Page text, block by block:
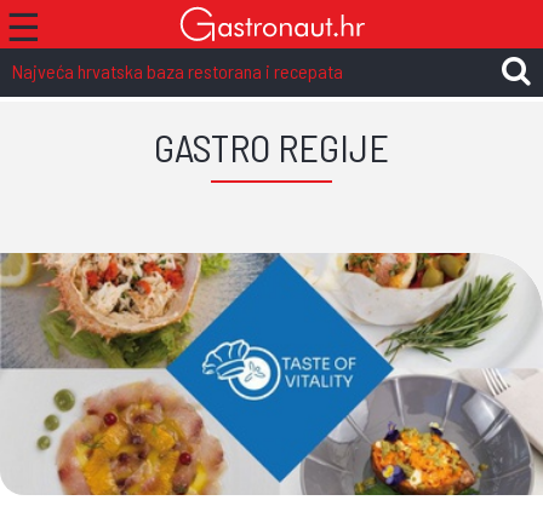
☰
Najveća hrvatska baza restorana i recepata
GASTRO REGIJE